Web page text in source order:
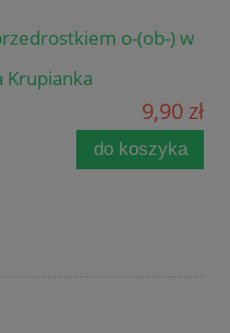
o-(ob-) w
Krupianka
9,90 zł
do koszyka